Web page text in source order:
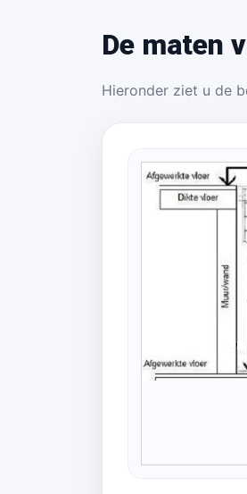
De maten
Hieronder ziet u de